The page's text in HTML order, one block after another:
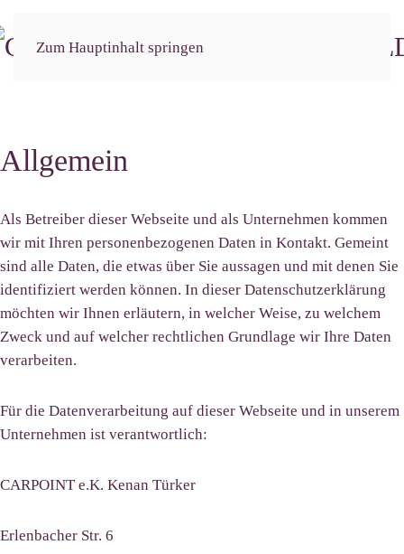
Zum Hauptinhalt springen
Menü
Allgemein
Als Betreiber dieser Webseite und als Unternehmen kommen
wir mit Ihren personenbezogenen Daten in Kontakt. Gemeint
sind alle Daten, die etwas über Sie aussagen und mit denen Sie
identifiziert werden können. In dieser Datenschutzerklärung
möchten wir Ihnen erläutern, in welcher Weise, zu welchem
Zweck und auf welcher rechtlichen Grundlage wir Ihre Daten
verarbeiten.
Für die Datenverarbeitung auf dieser Webseite und in unserem
Unternehmen ist verantwortlich:
CARPOINT e.K. Kenan Türker
Erlenbacher Str. 6